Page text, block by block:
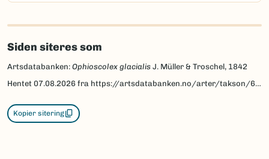
Siden siteres som
Artsdatabanken: Ophioscolex glacialis J. Müller & Troschel, 1842
Hentet 07.08.2026 fra https://artsdatabanken.no/arter/takson/67291
Kopier sitering